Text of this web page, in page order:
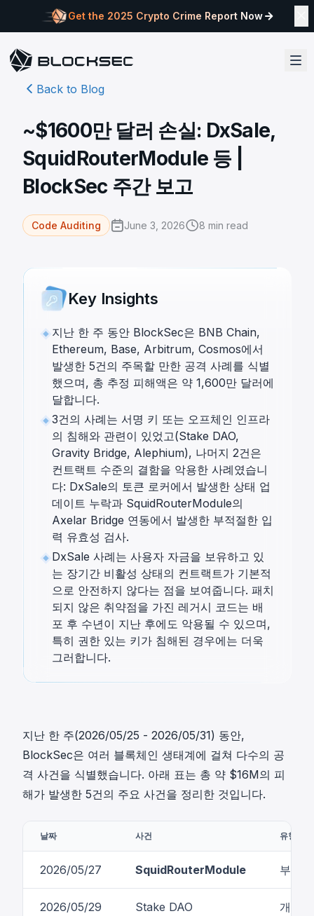
Get the 2025 Crypto Crime Report Now
Back to Blog
~$1600만 달러 손실: DxSale,
SquidRouterModule 등 |
BlockSec 주간 보고
Code Auditing June 3, 2026 8 min read
Key Insights
지난 한 주 동안 BlockSec은 BNB Chain,
Ethereum, Base, Arbitrum, Cosmos에서
발생한 5건의 주목할 만한 공격 사례를 식별
했으며, 총 추정 피해액은 약 1,600만 달러에
달합니다.
3건의 사례는 서명 키 또는 오프체인 인프라
의 침해와 관련이 있었고(Stake DAO,
Gravity Bridge, Alephium), 나머지 2건은
컨트랙트 수준의 결함을 악용한 사례였습니
다: DxSale의 토큰 로커에서 발생한 상태 업
데이트 누락과 SquidRouterModule의
Axelar Bridge 연동에서 발생한 부적절한 입
력 유효성 검사.
DxSale 사례는 사용자 자금을 보유하고 있
는 장기간 비활성 상태의 컨트랙트가 기본적
으로 안전하지 않다는 점을 보여줍니다. 패치
되지 않은 취약점을 가진 레거시 코드는 배
포 후 수년이 지난 후에도 악용될 수 있으며,
특히 권한 있는 키가 침해된 경우에는 더욱
그러합니다.
지난 한 주(2026/05/25 - 2026/05/31) 동안,
BlockSec은 여러 블록체인 생태계에 걸쳐 다수의 공
격 사건을 식별했습니다. 아래 표는 총 약 $16M의 피
해가 발생한 5건의 주요 사건을 정리한 것입니다.
날짜 사건 유형
2026/05/27 SquidRouterModule 부적
2026/05/29 Stake DAO 개인